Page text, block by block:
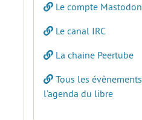
Le compte Mastodon
Le canal IRC
La chaine Peertube
Tous les
l’agenda du libre